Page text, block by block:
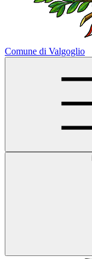
Comune di Valgoglio